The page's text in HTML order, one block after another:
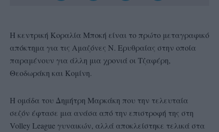
Η κεντρική Κοραλία Μποκή είναι το πρώτο μεταγραφικό
απόκτημα για τις Αμαζόνες Ν. Ερυθραίας στην οποία
παραμένουν για άλλη μια χρονιά οι Τζαφέρη,
Θεοδωράκη και Κομίνη.
Η ομάδα του Δημήτρη Μαρκάκη που την τελευταία
σεζόν έφτασε μια ανάσα από την επιστροφή της στη
Volley League γυναικών, αλλά αποκλείστηκε τελικά στα